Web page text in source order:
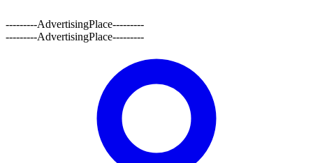
---------AdvertisingPlace---------
---------AdvertisingPlace---------